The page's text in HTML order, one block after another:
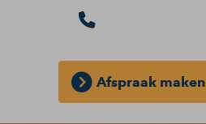
Afspraak maken